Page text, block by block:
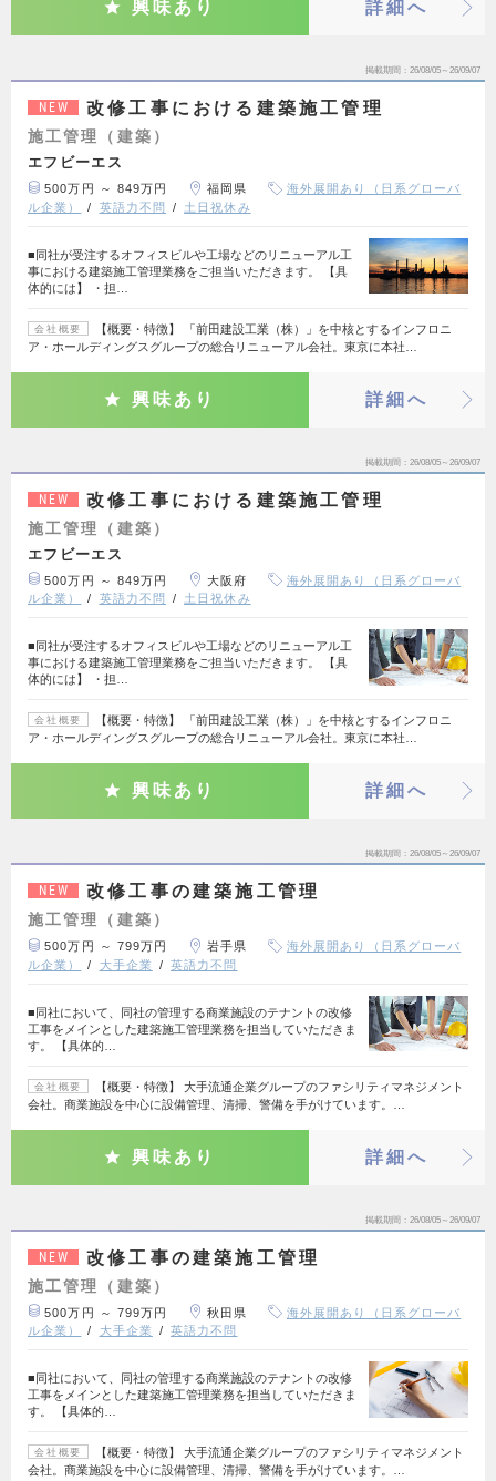
興味あり 詳細へ
掲載期間 26/08/05～26/09/07
NEW 改修工事における建築施工管理
施工管理（建築）
エフビーエス
500万円 ～ 849万円 福岡県
海外展開あり（日系グローバ
ル企業）
英語力不問 土日祝休み
■同社が受注するオフィスビルや工場などのリニューアル工
事における建築施工管理業務をご担当いただきます。 【具
体的には】 ・担…
会社概要
【概要・特徴】 「前田建設工業（株）」を中核とするインフロニ
ア・ホールディングスグループの総合リニューアル会社。東京に本社…
興味あり 詳細へ
掲載期間 26/08/05～26/09/07
NEW 改修工事における建築施工管理
施工管理（建築）
エフビーエス
500万円 ～ 849万円 大阪府
海外展開あり（日系グローバ
ル企業）
英語力不問 土日祝休み
■同社が受注するオフィスビルや工場などのリニューアル工
事における建築施工管理業務をご担当いただきます。 【具
体的には】 ・担…
会社概要
【概要・特徴】 「前田建設工業（株）」を中核とするインフロニ
ア・ホールディングスグループの総合リニューアル会社。東京に本社…
興味あり 詳細へ
掲載期間 26/08/05～26/09/07
NEW 改修工事の建築施工管理
施工管理（建築）
500万円 ～ 799万円 岩手県
海外展開あり（日系グローバ
ル企業）
大手企業 英語力不問
■同社において、同社の管理する商業施設のテナントの改修
工事をメインとした建築施工管理業務を担当していただきま
す。 【具体的…
会社概要
【概要・特徴】 大手流通企業グループのファシリティマネジメント
会社。商業施設を中心に設備管理、清掃、警備を手がけています。…
興味あり 詳細へ
掲載期間 26/08/05～26/09/07
NEW 改修工事の建築施工管理
施工管理（建築）
500万円 ～ 799万円 秋田県
海外展開あり（日系グローバ
ル企業）
大手企業 英語力不問
■同社において、同社の管理する商業施設のテナントの改修
工事をメインとした建築施工管理業務を担当していただきま
す。 【具体的…
会社概要
【概要・特徴】 大手流通企業グループのファシリティマネジメント
会社。商業施設を中心に設備管理、清掃、警備を手がけています。…